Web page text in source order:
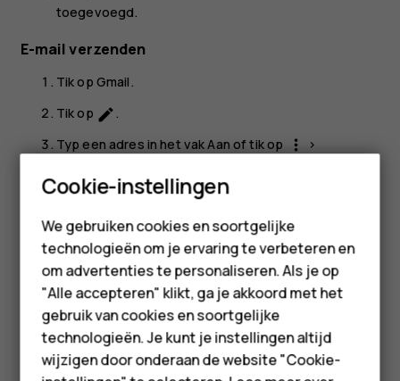
Smartphones
Feature phones
Accessoires
HMD Terra M
Voor bedrijven
toegevoegd.
E-mail verzenden
Tik op Gmail.
Tik op create.
Typ een adres in het vakAan of tik op more_vert
>
Typ het onderwerp van het bericht en de
berichttekst.
Tik opsend.
Was deze informatie nuttig?
Cookie-instellingen
We gebruiken cookies en soortgelijke
technologieën om je ervaring te verbeteren en
om advertenties te personaliseren. Als je op
"Alle accepteren" klikt, ga je akkoord met het
gebruik van cookies en soortgelijke
technologieën. Je kunt je instellingen altijd
wijzigen door onderaan de website "Cookie-